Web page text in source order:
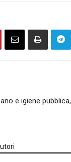
e igiene pubblica,